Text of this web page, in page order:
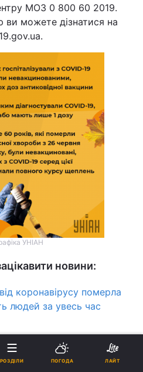
МОЗ 0 800 60 2019.
ви можете дізнатися на
УНІАН
новини:
коронавірусу померла
людей за увесь час
стане доступна
з протипоказаннями
РОЗДІЛИ ПОГОДА ЛАЙТ